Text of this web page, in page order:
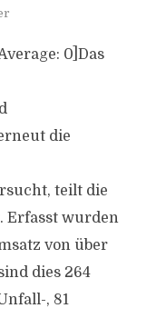
0]Das
die
teilt die
Erfasst wurden
von über
dies 264
, 81